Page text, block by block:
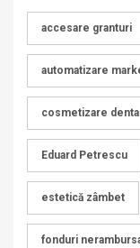
accesare granturi
automatizare
cosmetizare
Eduard Petrescu
estetică zâmbet
fonduri